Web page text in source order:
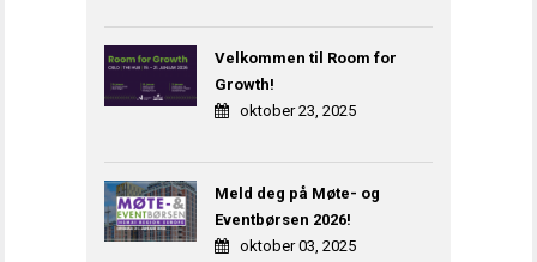
Velkommen til Room for
Growth!
oktober 23, 2025
Meld deg på Møte- og
Eventbørsen 2026!
oktober 03, 2025